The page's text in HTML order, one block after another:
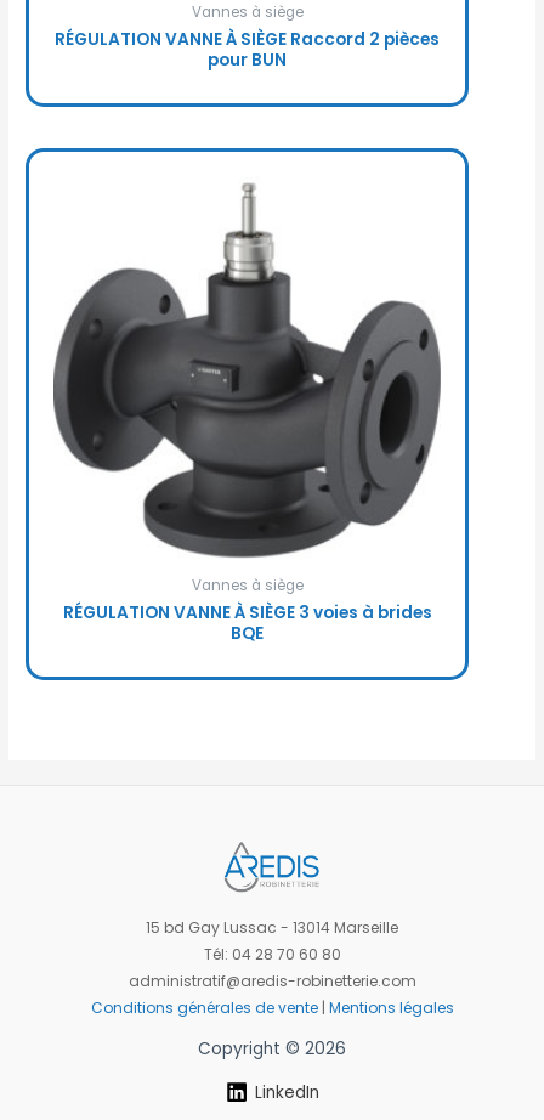
Vannes à siège
RÉGULATION VANNE À SIÈGE Raccord 2 pièces
pour BUN
Vannes à siège
RÉGULATION VANNE À SIÈGE 3 voies à brides
BQE
15 bd Gay Lussac - 13014 Marseille
Tél: 04 28 70 60 80
administratif@aredis-robinetterie.com
Conditions générales de vente| Mentions légales
Copyright © 2026
LinkedIn